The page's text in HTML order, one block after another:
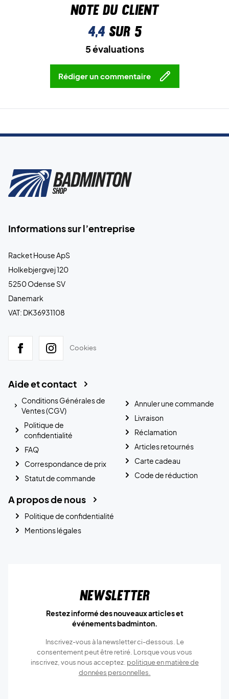
Note du client
4,4sur 5
5 évaluations
Rédiger un commentaire
Informations sur l’entreprise
Racket House ApS
Holkebjergvej 120
5250 Odense SV
Danemark
VAT: DK36931108
Cookies
Aide et contact
Conditions Générales de
Ventes (CGV)
Politique de
confidentialité
FAQ
Correspondance de prix
Statut de commande
Annuler une commande
Livraison
Réclamation
Articles retournés
Carte cadeau
Code de réduction
A propos de nous
Politique de confidentialité
Mentions légales
Newsletter
Restez informé des nouveaux articles et
événements badminton.
Inscrivez-vous à la newsletter ci-dessous. Le
consentement peut être retiré. Lorsque vous vous
inscrivez, vous nous acceptez. politique en matière de
données personnelles.